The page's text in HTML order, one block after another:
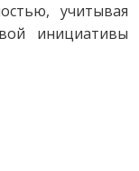
учитывая
инициативы